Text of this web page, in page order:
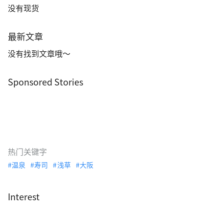
没有现货
最新文章
没有找到文章哦～
Sponsored Stories
热门关键字
温泉 寿司 浅草 大阪
Interest